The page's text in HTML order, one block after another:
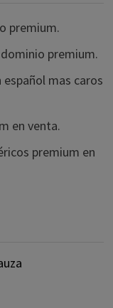
premium.
premium.
mas caros
en venta.
premium en